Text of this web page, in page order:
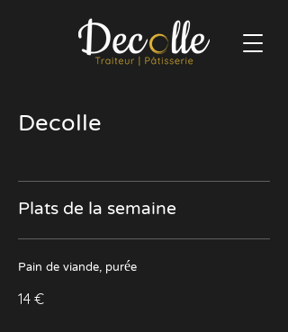
Decolle
Plats de la semaine
Pain de viande, purée
14 €